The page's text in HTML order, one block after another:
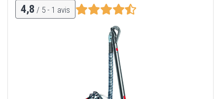
4,8 / 5 - 1 avis